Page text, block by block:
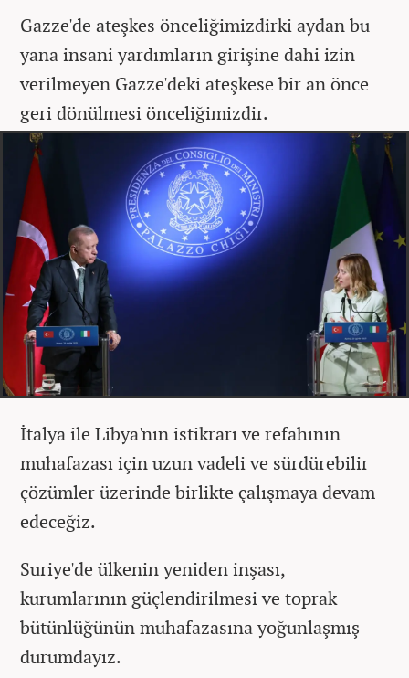
Gazze'de ateşkes önceliğimizdirki aydan bu
yana insani yardımların girişine dahi izin
verilmeyen Gazze'deki ateşkese bir an önce
geri dönülmesi önceliğimizdir.
İtalya ile Libya'nın istikrarı ve refahının
muhafazası için uzun vadeli ve sürdürebilir
çözümler üzerinde birlikte çalışmaya devam
edeceğiz.
Suriye'de ülkenin yeniden inşası,
kurumlarının güçlendirilmesi ve toprak
bütünlüğünün muhafazasına yoğunlaşmış
durumdayız.